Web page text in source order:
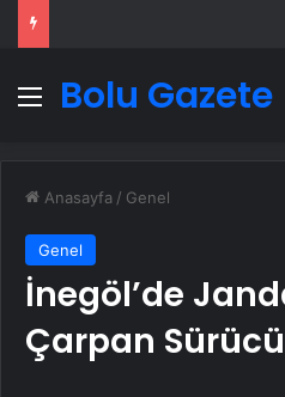
Menü
Bolu Gazete
Anasayfa / Genel
Genel
İnegöl’de
Çarpan